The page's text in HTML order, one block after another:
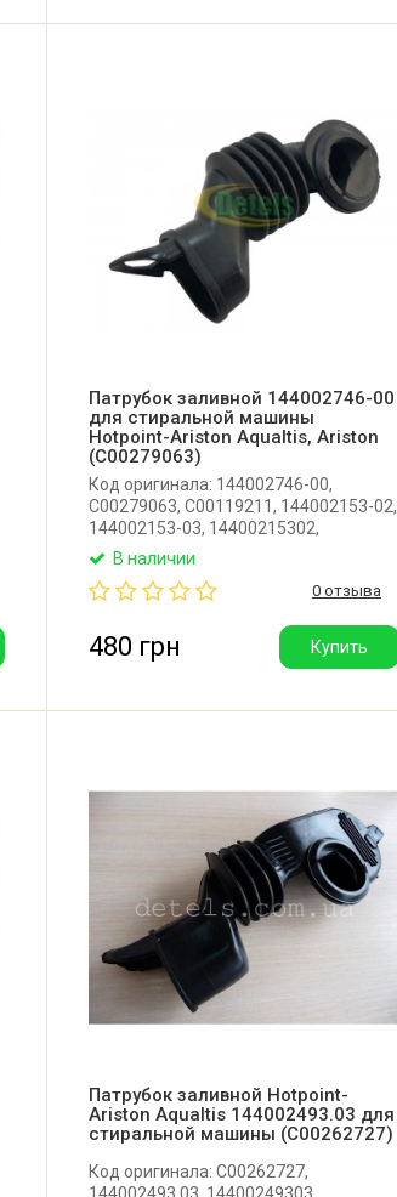
Патрубок заливной 144002746-00
для стиральной машины
Hotpoint-Ariston Aqualtis, Ariston
(C00279063)
Код оригинала: 144002746-00,
C00279063, C00119211, 144002153-02,
144002153-03, 14400215302,
14400215303. Оригинальный
заливной патрубок от
порошкоприемника к баку для
Ariston Aqualtis. Производитель:
Италия.
В наличии
0 отзыва
480 грн Купить
Патрубок заливной Hotpoint-
Ariston Aqualtis 144002493.03 для
стиральной машины (C00262727)
Код оригинала: C00262727,
144002493.03, 14400249303,